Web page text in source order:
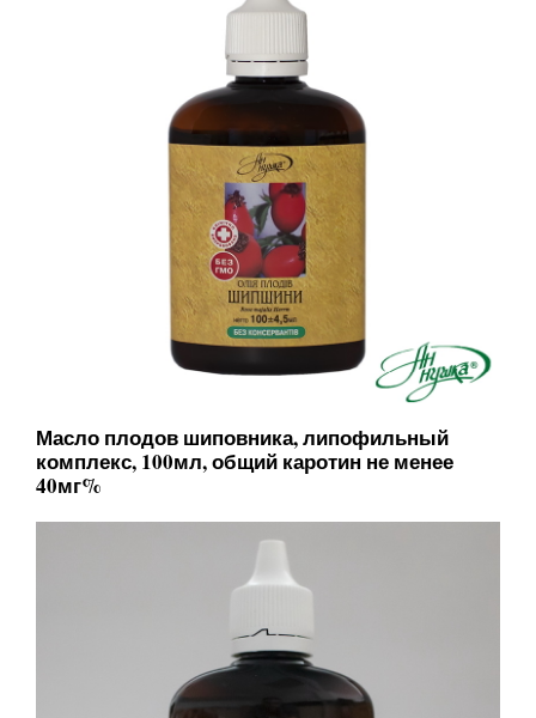
Масло плодов шиповника, липофильный
комплекс, 100мл, общий каротин не менее
40мг%